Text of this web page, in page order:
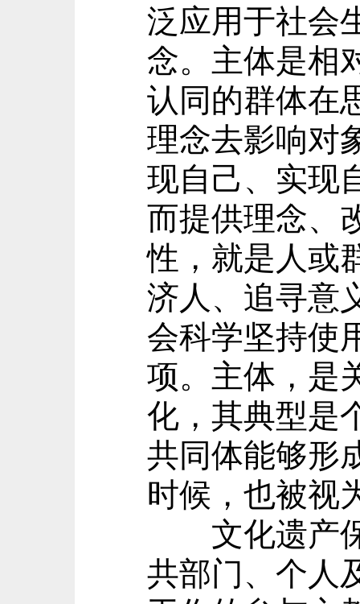
泛应用于社会
念。主体是相
认同的群体在
理念去影响对
现自己、实现
而提供理念、
性，就是人或
济人、追寻意
会科学坚持使
项。主体，是
化，其典型是
共同体能够形
时候，也被视
文化遗产保
共部门、个人